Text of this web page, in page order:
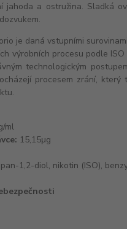
jahoda a ostružina. Sladká
je daná vstupními
výrobních procesu podle
technologickým
procesem zrání, který
ml
15,15μg
1,2-diol, nikotin (ISO),